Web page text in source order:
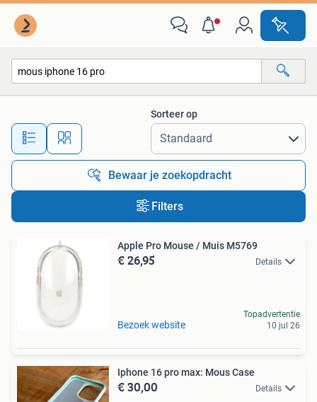
Alle afstanden…
Sorteer op
Bewaar je zoekopdracht
Filters
Apple Pro Mouse / Muis M5769
€ 26,95 Details
Bezoek website
Topadvertentie
10 jul 26
Iphone 16 pro max: Mous Case
€ 30,00 Details